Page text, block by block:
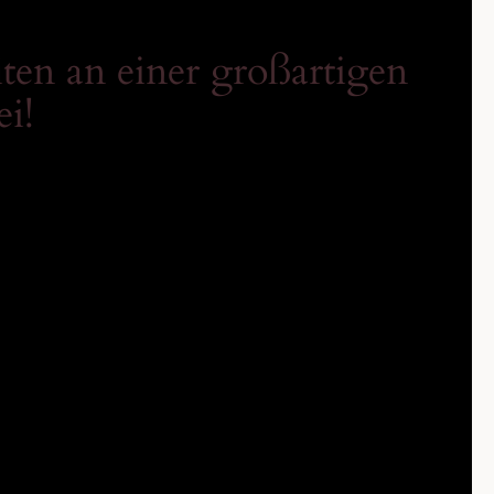
an einer großartigen